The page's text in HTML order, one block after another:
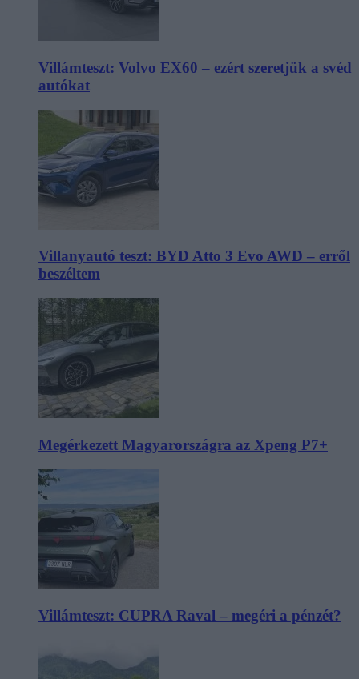
Villámteszt: Volvo EX60 – ezért szeretjük a svéd
autókat
Villanyautó teszt: BYD Atto 3 Evo AWD – erről
beszéltem
Megérkezett Magyarországra az Xpeng P7+
Villámteszt: CUPRA Raval – megéri a pénzét?